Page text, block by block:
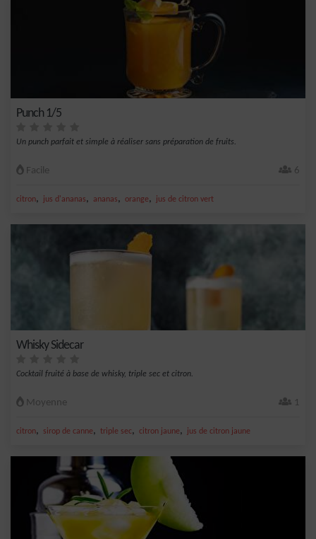
Punch 1/5
Un punch parfait et simple à réaliser sans préparation de fruits.
Facile 6
citron, jus d'ananas, ananas, orange, jus de citron vert
Whisky Sidecar
Cocktail fruité à base de whisky, triple sec et citron.
Moyenne 1
citron, sirop de canne, triple sec, citron jaune, jus de citron jaune